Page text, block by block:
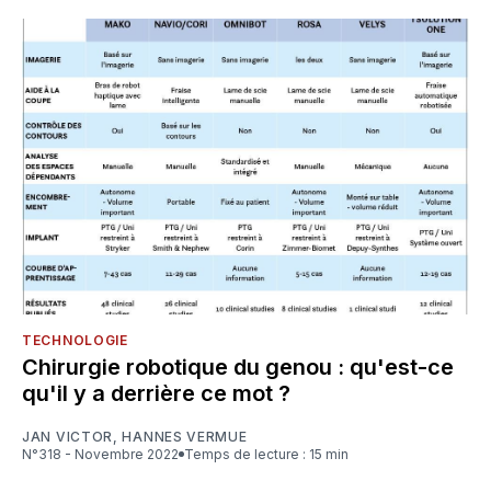
TECHNOLOGIE
Chirurgie robotique du genou : qu'est-ce
qu'il y a derrière ce mot ?
JAN VICTOR ,HANNES VERMUE
N°318 - Novembre 2022
Temps de lecture : 15 min